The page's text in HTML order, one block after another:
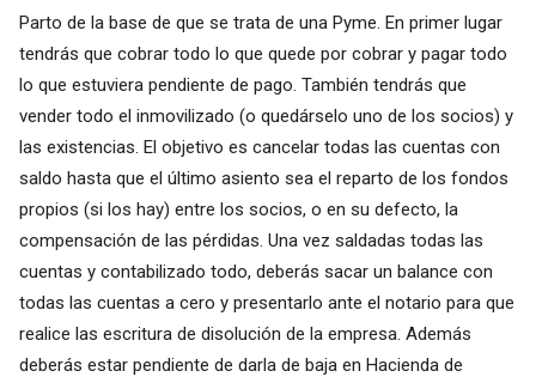
Parto de la base de que se trata de una Pyme. En primer lugar
tendrás que cobrar todo lo que quede por cobrar y pagar todo
lo que estuviera pendiente de pago. También tendrás que
vender todo el inmovilizado (o quedárselo uno de los socios) y
las existencias. El objetivo es cancelar todas las cuentas con
saldo hasta que el último asiento sea el reparto de los fondos
propios (si los hay) entre los socios, o en su defecto, la
compensación de las pérdidas. Una vez saldadas todas las
cuentas y contabilizado todo, deberás sacar un balance con
todas las cuentas a cero y presentarlo ante el notario para que
realice las escritura de disolución de la empresa. Además
deberás estar pendiente de darla de baja en Hacienda de